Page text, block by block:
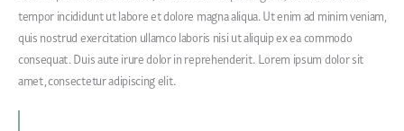
tempor incididunt ut labore et dolore magna aliqua. Ut enim ad minim veniam,
quis nostrud exercitation ullamco laboris nisi ut aliquip ex ea commodo
consequat. Duis aute irure dolor in reprehenderit. Lorem ipsum dolor sit
amet, consectetur adipiscing elit.